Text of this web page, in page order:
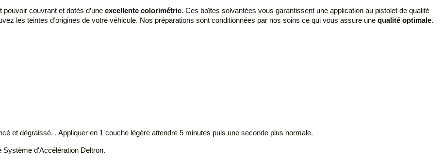
couvrant et dotés d’une excellente colorimétrie. Ces boîtes solvantées vous garantissent une application au pistolet de qualité
les teintes d’origines de votre véhicule. Nos préparations sont conditionnées par nos soins ce qui vous assure une qualité optimale.
et dégraissé. , Appliquer en 1 couche légère attendre 5 minutes puis une seconde plus normale.
Système d'Accélération Deltron.